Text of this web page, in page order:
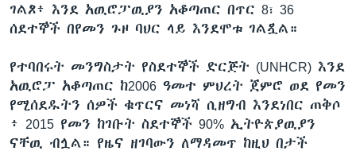
ገልጾ፥ እንደ አዉሮፓዉያን አቆጣጠር በጥር 8፣ 36
ሰደተኞች በየመን ጉዞ ባህር ላይ እንደሞቱ ገልጿል።
የተባበሩት መንግስታት የስደተኞች ድርጅት (UNHCR) እንደ
አዉሮፓ አቆጣጠር ከ2006 ዓመተ ምህረት ጀምሮ ወደ የመን
የሚሰደዱትን ሰዎች ቁጥርና መነሻ ሲዘግብ እንደነበር ጠቅሶ
፥ 2015 የመን ከገቡት ስደተኞች 90% ኢትዮጵያዉያን
ናቸዉ ብሏል። የዜና ዘገባውን ለማዳመጥ ከዚህ በታች